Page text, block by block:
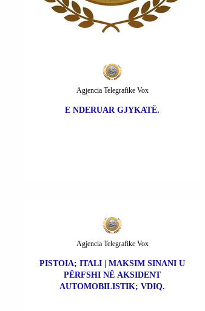
E NDERUAR GJYKATË.
Agjencia Telegrafike Vox
PISTOIA; ITALI | MAKSIM SINANI U
PËRFSHI NË AKSIDENT
AUTOMOBILISTIK; VDIQ.
Agjencia Telegrafike Vox